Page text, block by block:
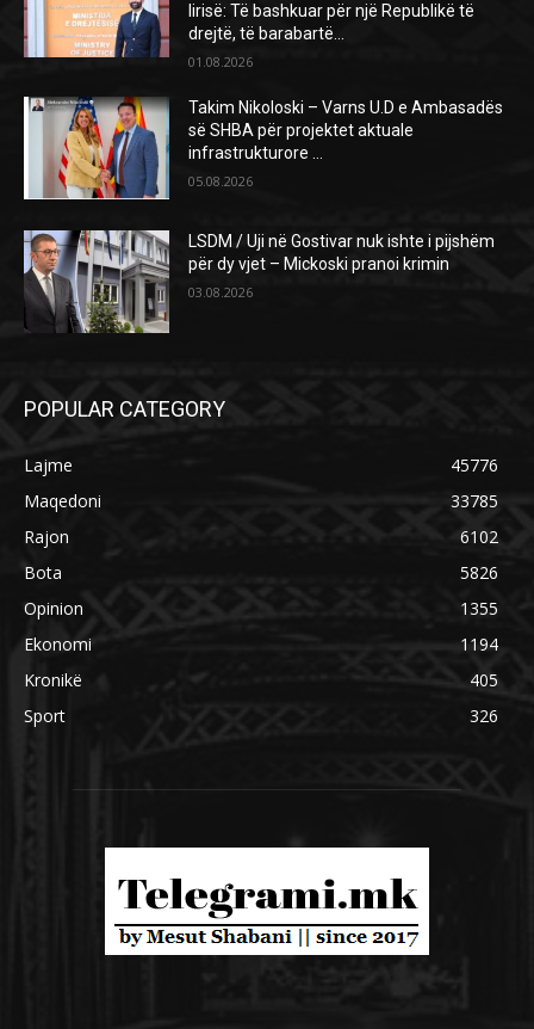
lirisë: Të bashkuar për një Republikë të
drejtë, të barabartë...
01.08.2026
Takim Nikoloski – Varns U.D e Ambasadës
së SHBA për projektet aktuale
infrastrukturore …
05.08.2026
LSDM / Uji në Gostivar nuk ishte i pijshëm
për dy vjet – Mickoski pranoi krimin
03.08.2026
POPULAR CATEGORY
Lajme
45776
Maqedoni
33785
Rajon
6102
Bota
5826
Opinion
1355
Ekonomi
1194
Kronikë
405
Sport
326